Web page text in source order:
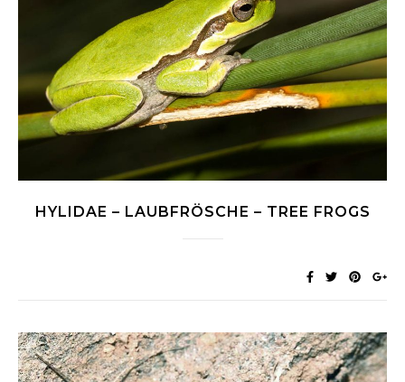
HYLIDAE – LAUBFRÖSCHE – TREE FROGS